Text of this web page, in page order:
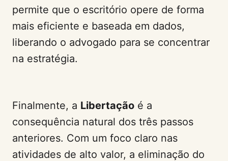
permite que o escritório opere de forma
mais eficiente e baseada em dados,
liberando o advogado para se concentrar
na estratégia.
Finalmente, a Libertação é a
consequência natural dos três passos
anteriores. Com um foco claro nas
atividades de alto valor, a eliminação do